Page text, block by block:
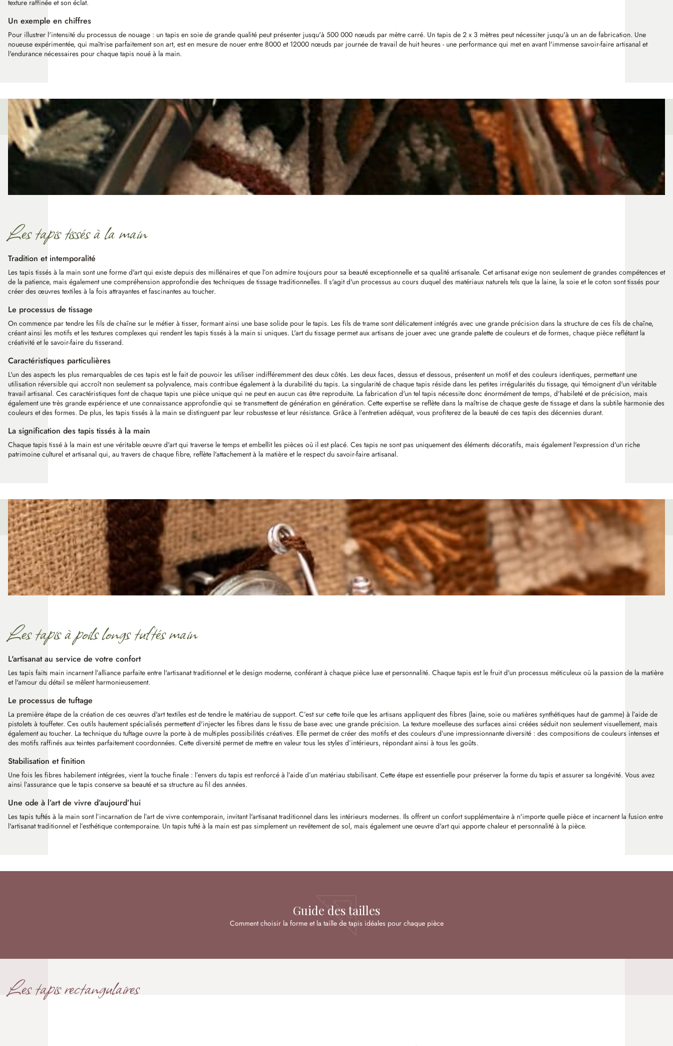
texture raffinée et son éclat.
Un exemple en chiffres
Pour illustrer l'intensité du processus de nouage : un tapis en soie de grande qualité peut présenter jusqu'à 500 000 nœuds par mètre carré. Un tapis de 2 x 3 mètres peut nécessiter jusqu'à un an de fabrication. Une
noueuse expérimentée, qui maîtrise parfaitement son art, est en mesure de nouer entre 8000 et 12000 nœuds par journée de travail de huit heures - une performance qui met en avant l'immense savoir-faire artisanal et
l'endurance nécessaires pour chaque tapis noué à la main.
Les tapis tissés à la main
Tradition et intemporalité
Les tapis tissés à la main sont une forme d'art qui existe depuis des millénaires et que l’on admire toujours pour sa beauté exceptionnelle et sa qualité artisanale. Cet artisanat exige non seulement de grandes compétences et
de la patience, mais également une compréhension approfondie des techniques de tissage traditionnelles. Il s'agit d'un processus au cours duquel des matériaux naturels tels que la laine, la soie et le coton sont tissés pour
créer des œuvres textiles à la fois attrayantes et fascinantes au toucher.
Le processus de tissage
On commence par tendre les fils de chaîne sur le métier à tisser, formant ainsi une base solide pour le tapis. Les fils de trame sont délicatement intégrés avec une grande précision dans la structure de ces fils de chaîne,
créant ainsi les motifs et les textures complexes qui rendent les tapis tissés à la main si uniques. L'art du tissage permet aux artisans de jouer avec une grande palette de couleurs et de formes, chaque pièce reflétant la
créativité et le savoir-faire du tisserand.
Caractéristiques particulières
L'un des aspects les plus remarquables de ces tapis est le fait de pouvoir les utiliser indifféremment des deux côtés. Les deux faces, dessus et dessous, présentent un motif et des couleurs identiques, permettant une
utilisation réversible qui accroît non seulement sa polyvalence, mais contribue également à la durabilité du tapis. La singularité de chaque tapis réside dans les petites irrégularités du tissage, qui témoignent d'un véritable
travail artisanal. Ces caractéristiques font de chaque tapis une pièce unique qui ne peut en aucun cas être reproduite. La fabrication d'un tel tapis nécessite donc énormément de temps, d'habileté et de précision, mais
également une très grande expérience et une connaissance approfondie qui se transmettent de génération en génération. Cette expertise se reflète dans la maîtrise de chaque geste de tissage et dans la subtile harmonie des
couleurs et des formes. De plus, les tapis tissés à la main se distinguent par leur robustesse et leur résistance. Grâce à l’entretien adéquat, vous profiterez de la beauté de ces tapis des décennies durant.
La signification des tapis tissés à la main
Chaque tapis tissé à la main est une véritable œuvre d'art qui traverse le temps et embellit les pièces où il est placé. Ces tapis ne sont pas uniquement des éléments décoratifs, mais également l'expression d'un riche
patrimoine culturel et artisanal qui, au travers de chaque fibre, reflète l'attachement à la matière et le respect du savoir-faire artisanal.
Les tapis à poils longs tuftés main
L'artisanat au service de votre confort
Les tapis faits main incarnent l’alliance parfaite entre l'artisanat traditionnel et le design moderne, conférant à chaque pièce luxe et personnalité. Chaque tapis est le fruit d'un processus méticuleux où la passion de la matière
et l'amour du détail se mêlent harmonieusement.
Le processus de tuftage
La première étape de la création de ces œuvres d'art textiles est de tendre le matériau de support. C’est sur cette toile que les artisans appliquent des fibres (laine, soie ou matières synthétiques haut de gamme) à l’aide de
pistolets à touffeter. Ces outils hautement spécialisés permettent d'injecter les fibres dans le tissu de base avec une grande précision. La texture moelleuse des surfaces ainsi créées séduit non seulement visuellement, mais
également au toucher. La technique du tuftage ouvre la porte à de multiples possibilités créatives. Elle permet de créer des motifs et des couleurs d’une impressionnante diversité : des compositions de couleurs intenses et
des motifs raffinés aux teintes parfaitement coordonnées. Cette diversité permet de mettre en valeur tous les styles d’intérieurs, répondant ainsi à tous les goûts.
Stabilisation et finition
Une fois les fibres habilement intégrées, vient la touche finale : l’envers du tapis est renforcé à l’aide d’un matériau stabilisant. Cette étape est essentielle pour préserver la forme du tapis et assurer sa longévité. Vous avez
ainsi l’assurance que le tapis conserve sa beauté et sa structure au fil des années.
Une ode à l’art de vivre d’aujourd’hui
Les tapis tuftés à la main sont l’incarnation de l’art de vivre contemporain, invitant l'artisanat traditionnel dans les intérieurs modernes. Ils offrent un confort supplémentaire à n'importe quelle pièce et incarnent la fusion entre
l'artisanat traditionnel et l’esthétique contemporaine. Un tapis tufté à la main est pas simplement un revêtement de sol, mais également une œuvre d'art qui apporte chaleur et personnalité à la pièce.
Guide des tailles
Comment choisir la forme et la taille de tapis idéales pour chaque pièce
Les tapis rectangulaires